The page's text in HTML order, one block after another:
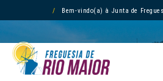
/ Bem-vindo(a) à Junta de